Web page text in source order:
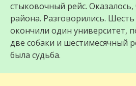
стыковочный рейс.
района. Разговорились. Шесть
окончили один университет,
две собаки и шестимесячный
была судьба.